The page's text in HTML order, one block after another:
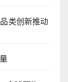
类创新推动